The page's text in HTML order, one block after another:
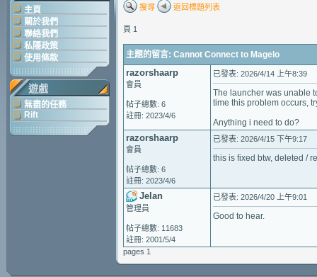
主頁
關於我們
聯絡我們
私隱政策
使用條款
遊戲
無盡的任務
Rift
搜尋 返回標題列表
頁 1
主題的留言: Cannot Connect to Magelo
razorshaarp
會員
帖子總數: 6
註冊: 2023/4/6
已發表: 2026/4/14 上午8:39
The launcher was unable
time this problem occurs,
Anything i need to do?
razorshaarp
會員
帖子總數: 6
註冊: 2023/4/6
已發表: 2026/4/15 下午9:17
this is fixed btw, deleted /
Jelan
管理員
帖子總數: 11683
註冊: 2001/5/4
已發表: 2026/4/20 上午9:01
Good to hear.
pages 1